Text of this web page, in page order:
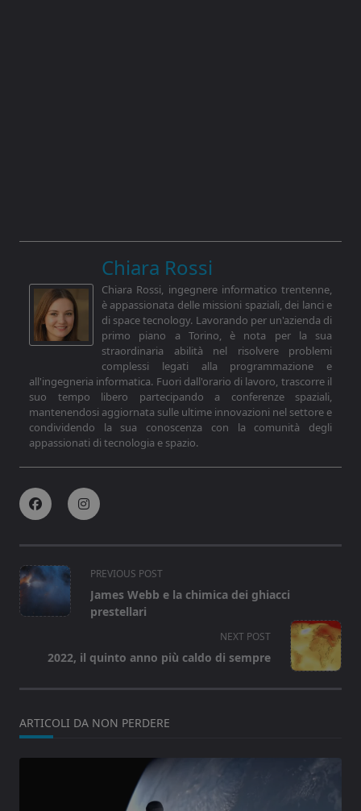
Chiara Rossi
Chiara Rossi, ingegnere informatico trentenne,
è appassionata delle missioni spaziali, dei lanci e
di space tecnology. Lavorando per un'azienda di
primo piano a Torino, è nota per la sua
straordinaria abilità nel risolvere problemi
complessi legati alla programmazione e
all'ingegneria informatica. Fuori dall'orario di lavoro, trascorre il
suo tempo libero partecipando a conferenze spaziali,
mantenendosi aggiornata sulle ultime innovazioni nel settore e
condividendo la sua conoscenza con la comunità degli
appassionati di tecnologia e spazio.
<span
class="nav-
subtitle
text">Page</span>
PREVIOUS POST
James Webb e la chimica dei ghiacci
prestellari
NEXT POST
2022, il quinto anno più caldo di sempre
ARTICOLI DA NON PERDERE